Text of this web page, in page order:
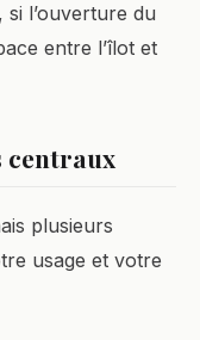
l’ouverture du
entre l’îlot et
centraux
plusieurs
usage et votre